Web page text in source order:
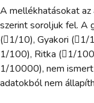
A mellékhatásokat az
szerint soroljuk fel. A
(1/10), Gyakori
1/100), Ritka (1/
1/10000), nem
adatokból nem